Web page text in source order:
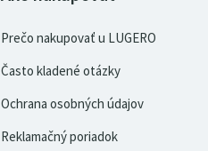
Prečo nakupovať u LUGERO
Často kladené otázky
Ochrana osobných údajov
Reklamačný poriadok